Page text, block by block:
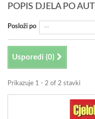
POPIS DJELA PO
Posloži po
Usporedi (0)
Prikazuje 1 - 2 of 2 stavki